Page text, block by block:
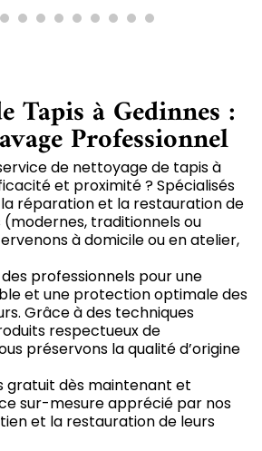
1 2 3
Tapis à Gedinnes :
Professionnel
de nettoyage de tapis à
et proximité ? Spécialisés
réparation et la restauration de
traditionnels ou
à domicile ou en atelier,
professionnels pour une
et une protection optimale des
Grâce à des techniques
respectueux de
préservons la qualité d’origine
gratuit dès maintenant et
sur-mesure apprécié par nos
et la restauration de leurs